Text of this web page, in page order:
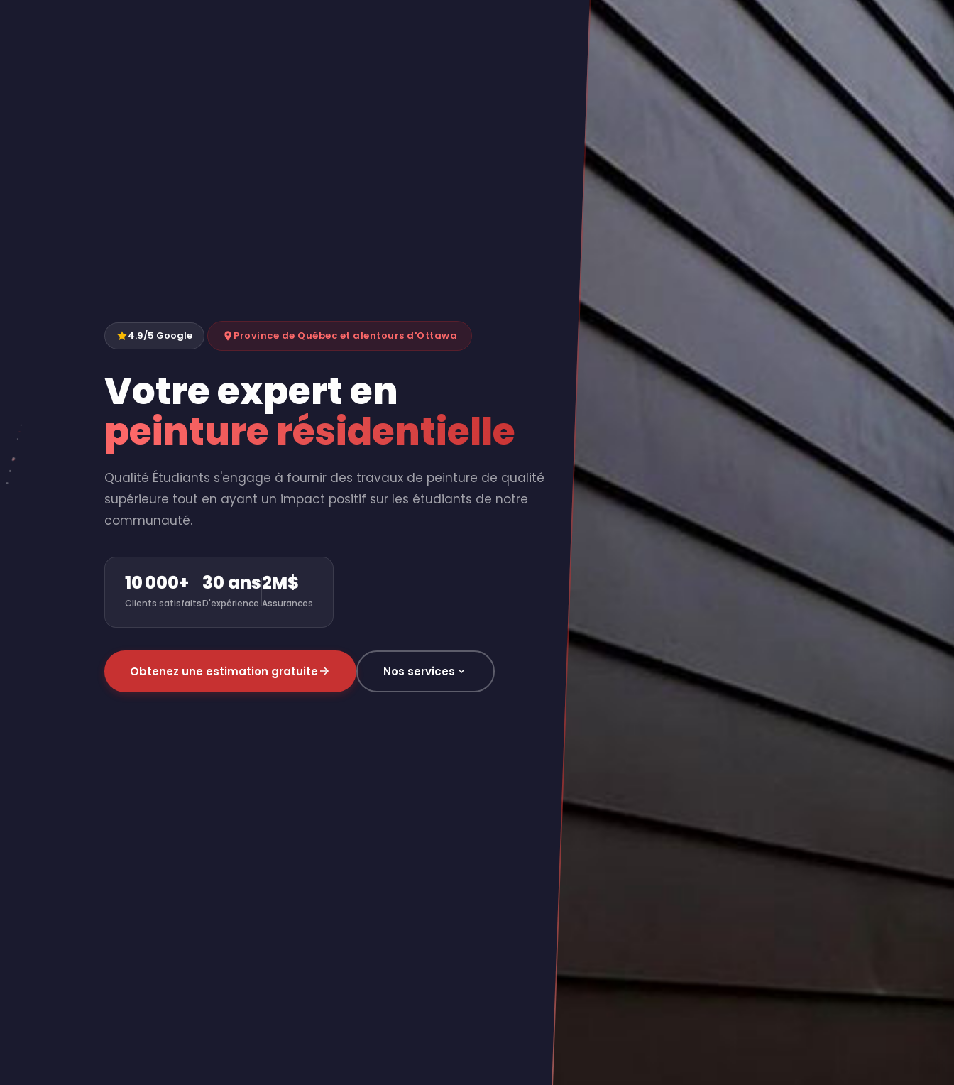
4.9/5 Google Province de Québec et alentours d'Ottawa
Votre expert en
peinture résidentielle
Qualité Étudiants s'engage à fournir des travaux de peinture de qualité
supérieure tout en ayant un impact positif sur les étudiants de notre
communauté.
10 000+
Clients satisfaits
30 ans
D'expérience
2M$
Assurances
Obtenez une estimation gratuite Nos services